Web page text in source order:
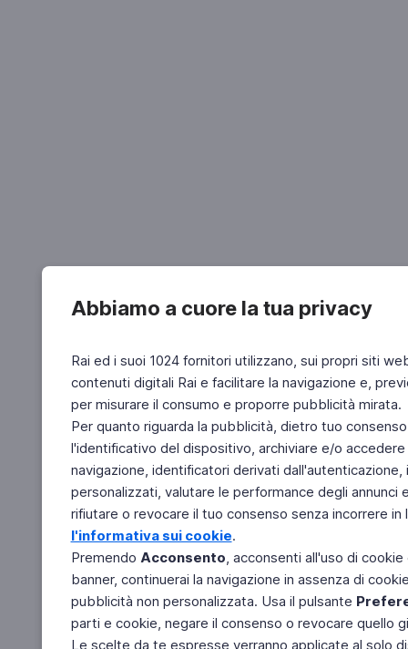
Abbiamo a cuore la tua privacy
Rai ed i suoi 1024 fornitori utilizzano, sui propri siti
contenuti digitali Rai e facilitare la navigazione e,
per misurare il consumo e proporre pubblicità mirata.
Per quanto riguarda la pubblicità, dietro tuo
l'identificativo del dispositivo, archiviare e/o
navigazione, identificatori derivati
personalizzati, valutare le performance degli
rifiutare o revocare il tuo consenso senza incorrere
l'informativa sui cookie.
Premendo Acconsento, acconsenti all'uso di
banner, continuerai la navigazione in assenza di
pubblicità non personalizzata. Usa il pulsante
parti e cookie, negare il consenso o revocare quello
Le scelte da te espresse verranno applicate al solo